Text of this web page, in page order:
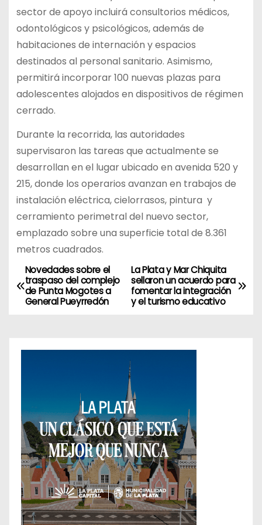
sector de apoyo incluirá consultorios médicos,
odontológicos y psicológicos, además de
habitaciones de internación y espacios
destinados al personal sanitario. Asimismo,
permitirá incorporar 100 nuevas plazas para
adolescentes alojados en dispositivos de régimen
cerrado.
Durante la recorrida, las autoridades
supervisaron las tareas que actualmente se
desarrollan en el lugar ubicado en avenida 520 y
215, donde los operarios avanzan en trabajos de
instalación eléctrica, cielorrasos, pintura y
cerramiento perimetral del nuevo sector,
emplazado sobre una superficie total de 8.361
metros cuadrados.
N
a
e
c
ó
n
La Plata y Mar Chiquita
sellaron un acuerdo para
fomentar la integración
y el turismo educativo
Novedades sobre el
traspaso del complejo
de Punta Mogotes a
General Pueyrredón